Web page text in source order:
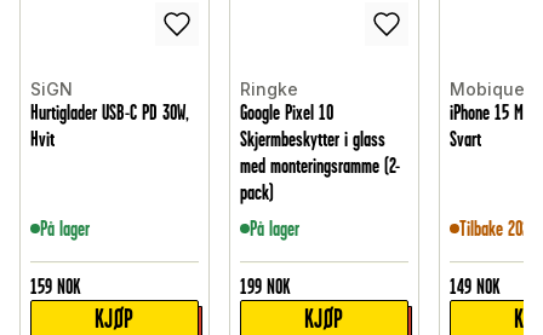
SiGN
Hurtiglader USB-C PD 30W,
Hvit
På lager
159 NOK
KJØP
Ringke
Google Pixel 10
Skjermbeskytter i glass
med monteringsramme (2-
pack)
På lager
199 NOK
KJØP
Mobique
iPhone 15
Svart
Tilbake
149 NOK